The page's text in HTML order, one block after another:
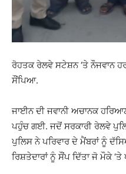
ਰੋਹਤਕ ਰੇਲਵੇ ਸਟੇਸ਼ਨ ‘ਤੇ ਨੌਜਵਾਨ
ਸੌਂਪਿਆ.
ਜਾਈਨ ਦੀ ਜਵਾਨੀ ਅਚਾਨਕ
ਪਹੁੰਚ ਗਈ. ਜਦੋਂ ਸਰਕਾਰੀ ਰੇਲਵੇ
ਪੁਲਿਸ ਨੇ ਪਰਿਵਾਰ ਦੇ ਮੈਂਬਰਾਂ ਨੂੰ
ਰਿਸ਼ਤੇਦਾਰਾਂ ਨੂੰ ਸੌਂਪ ਦਿੱਤਾ ਜੋ ਮੌਕੇ ‘ਤੇ